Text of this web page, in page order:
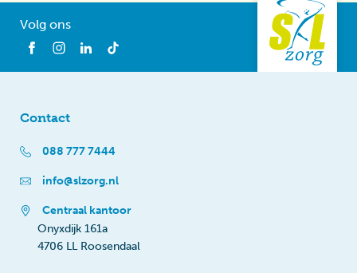
Volg ons
Contact
088 777 7444
info@slzorg.nl
Centraal kantoor
Onyxdijk 161a
4706 LL Roosendaal